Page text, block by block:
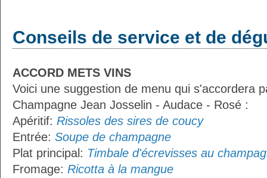
Conseils de service et de
ACCORD METS VINS
Voici une suggestion de menu qui s'accordera
Champagne Jean Josselin - Audace - Rosé :
Apéritif: Rissoles des sires de coucy
Entrée: Soupe de champagne
Plat principal: Timbale d'écrevisses au
Fromage: Ricotta à la mangue